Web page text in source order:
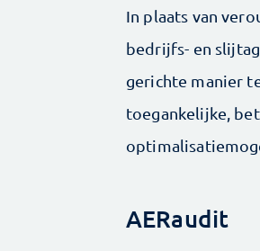
In plaats van
bedrijfs- en
gerichte manier
toegankelijke,
AERaudit